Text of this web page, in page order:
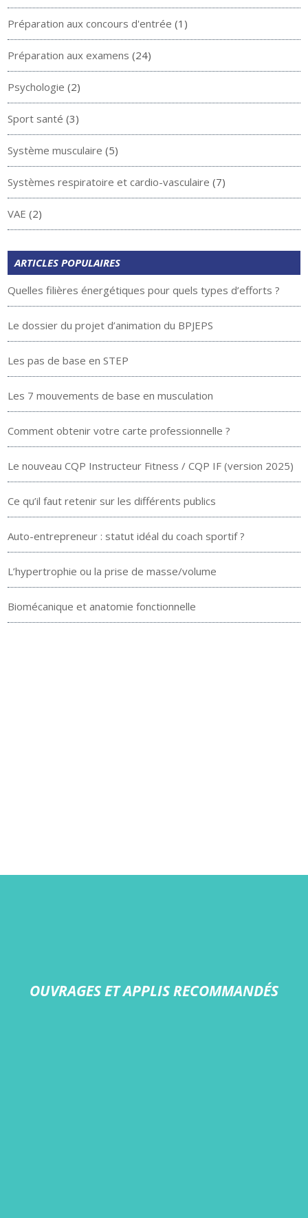
Préparation aux concours d'entrée (1)
Préparation aux examens (24)
Psychologie (2)
Sport santé (3)
Système musculaire (5)
Systèmes respiratoire et cardio-vasculaire (7)
VAE (2)
ARTICLES POPULAIRES
Quelles filières énergétiques pour quels types d’efforts ?
Le dossier du projet d’animation du BPJEPS
Les pas de base en STEP
Les 7 mouvements de base en musculation
Comment obtenir votre carte professionnelle ?
Le nouveau CQP Instructeur Fitness / CQP IF (version 2025)
Ce qu’il faut retenir sur les différents publics
Auto-entrepreneur : statut idéal du coach sportif ?
L’hypertrophie ou la prise de masse/volume
Biomécanique et anatomie fonctionnelle
OUVRAGES ET APPLIS RECOMMANDÉS